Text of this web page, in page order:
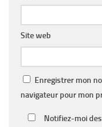
Site web
Enregistrer mon
navigateur pour mon
Notifiez-moi